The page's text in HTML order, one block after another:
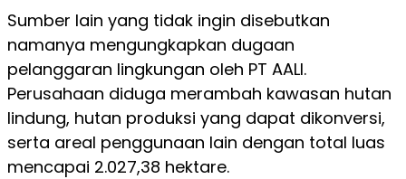
Sumber lain yang tidak ingin disebutkan
namanya mengungkapkan dugaan
pelanggaran lingkungan oleh PT AALI.
Perusahaan diduga merambah kawasan hutan
lindung, hutan produksi yang dapat dikonversi,
serta areal penggunaan lain dengan total luas
mencapai 2.027,38 hektare.